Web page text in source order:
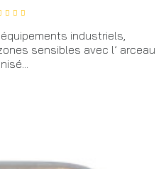
industriels,
sensibles avec l’ arceau